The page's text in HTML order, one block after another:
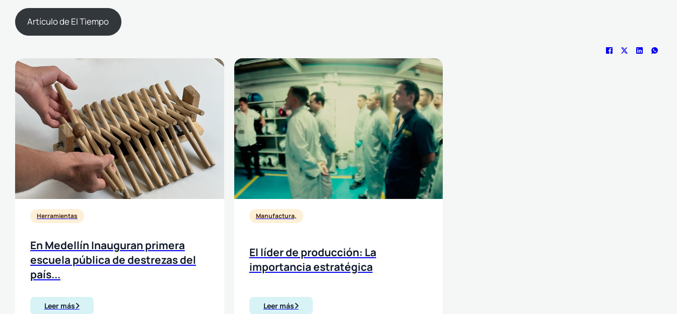
Artículo de El Tiempo
Herramientas
En Medellín Inauguran primera
escuela pública de destrezas del
país...
Leer más
Manufactura,
El líder de producción: La
importancia estratégica
Leer más